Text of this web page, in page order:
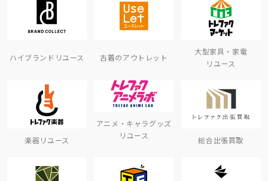
ハイブランドリユース 古着のアウトレット
大型家具・家電
リユース
楽器リユース
アニメ・キャラグッズ
リユース
総合出張買取